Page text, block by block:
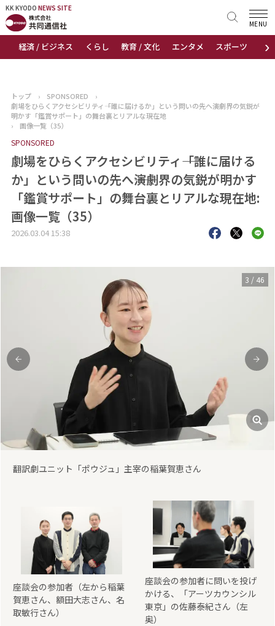
KK KYODO NEWS SITE
›
経済 / ビジネス くらし 教育 / 文化 エンタメ スポーツ 地域
MENU
KK KYODONEWS SITE
トップページ
ニュース
おすすめコンテンツ
出版物
会社概要
トップ › SPONSORED
›
劇場をひらくアクセシビリティ――「誰に届けるか」という問いの先へ――演劇界の気鋭が
明かす「鑑賞サポート」の舞台裏とリアルな現在地
›
画像一覧（35）
SPONSORED
劇場をひらくアクセシビリティ――「誰に届ける
か」という問いの先へ――演劇界の気鋭が明かす
「鑑賞サポート」の舞台裏とリアルな現在地:
画像一覧（35）
2026.03.04 15:38
前
翻訳劇ユニット「ポウジュ」主宰の稲葉賀恵さん
次
3 / 46
座談会の参加者（左から稲葉
賀恵さん、額田大志さん、名
取敏行さん）
座談会の参加者に問いを投げ
かける、「アーツカウンシル
東京」の佐藤泰紀さん（左
奥）